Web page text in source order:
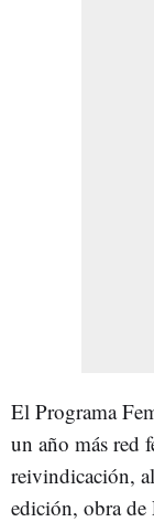
El Programa
un año más red
reivindicación,
edición, obra de